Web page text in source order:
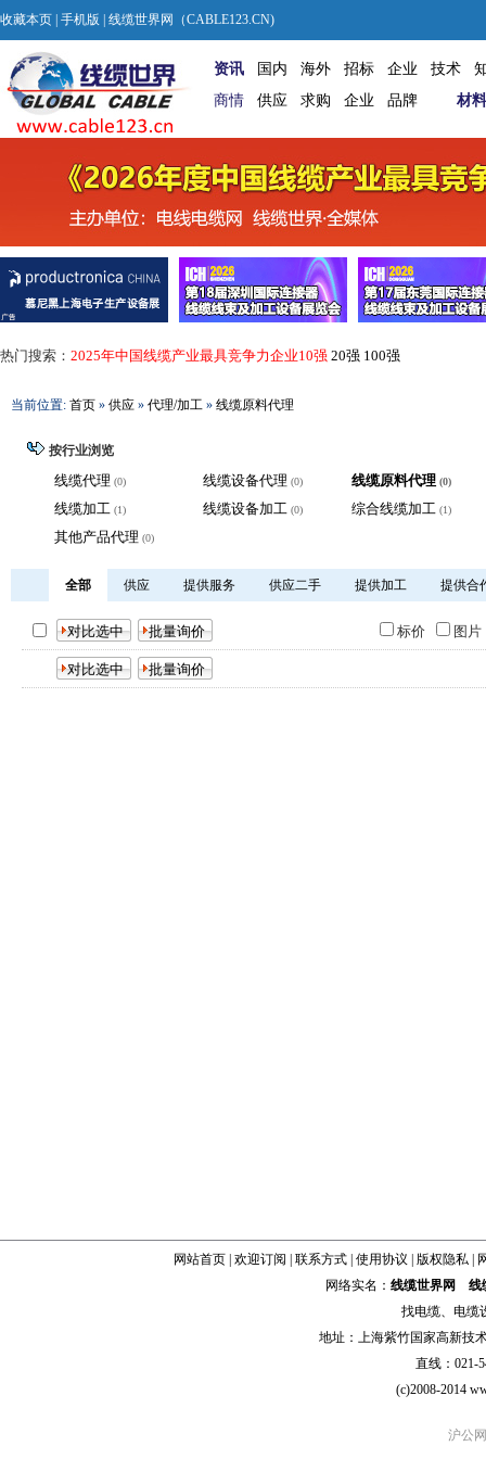
收藏本页 手机版 | 线缆世界网（CABLE123.CN)
资讯 国内 海外 招标 企业 技术
商情
供应 求购 企业 品牌 材料
热门搜索： 2025年中国线缆产业最具竞争力企业10强 20强 100强
当前位置: 首页 » 供应 » 代理/加工 » 线缆原料代理
按行业浏览
线缆代理 (0) 线缆设备代理 (0) 线缆原料代理 (0)
线缆加工 (1) 线缆设备加工 (0) 综合线缆加工 (1)
其他产品代理 (0)
全部 供应 提供服务 供应二手 提供加工 提供合
标价 图
网站首页| 欢迎订阅 联系方式| 使用协议 版权隐私|
网络实名： 线缆世界网
线
找电缆、 电缆
地址：上海紫竹国家高新技
直线：021-
(c)2008-2014
沪公